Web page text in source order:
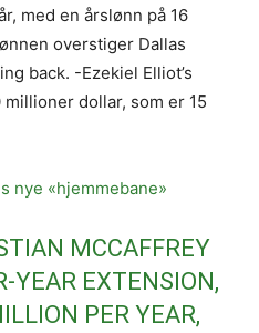
med en årslønn på 16
overstiger Dallas
back. -Ezekiel Elliot’s
dollar, som er 15
nye «hjemmebane»
MCCAFFREY
YEAR EXTENSION,
PER YEAR,